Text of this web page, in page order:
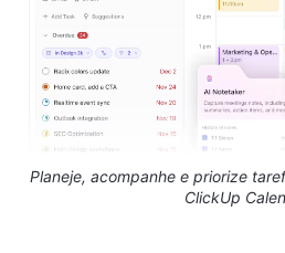
Planeje, acompanhe e priorize
ClickUp